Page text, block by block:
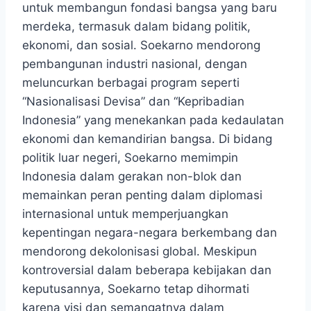
untuk membangun fondasi bangsa yang baru
merdeka, termasuk dalam bidang politik,
ekonomi, dan sosial. Soekarno mendorong
pembangunan industri nasional, dengan
meluncurkan berbagai program seperti
“Nasionalisasi Devisa” dan “Kepribadian
Indonesia” yang menekankan pada kedaulatan
ekonomi dan kemandirian bangsa. Di bidang
politik luar negeri, Soekarno memimpin
Indonesia dalam gerakan non-blok dan
memainkan peran penting dalam diplomasi
internasional untuk memperjuangkan
kepentingan negara-negara berkembang dan
mendorong dekolonisasi global. Meskipun
kontroversial dalam beberapa kebijakan dan
keputusannya, Soekarno tetap dihormati
karena visi dan semangatnya dalam